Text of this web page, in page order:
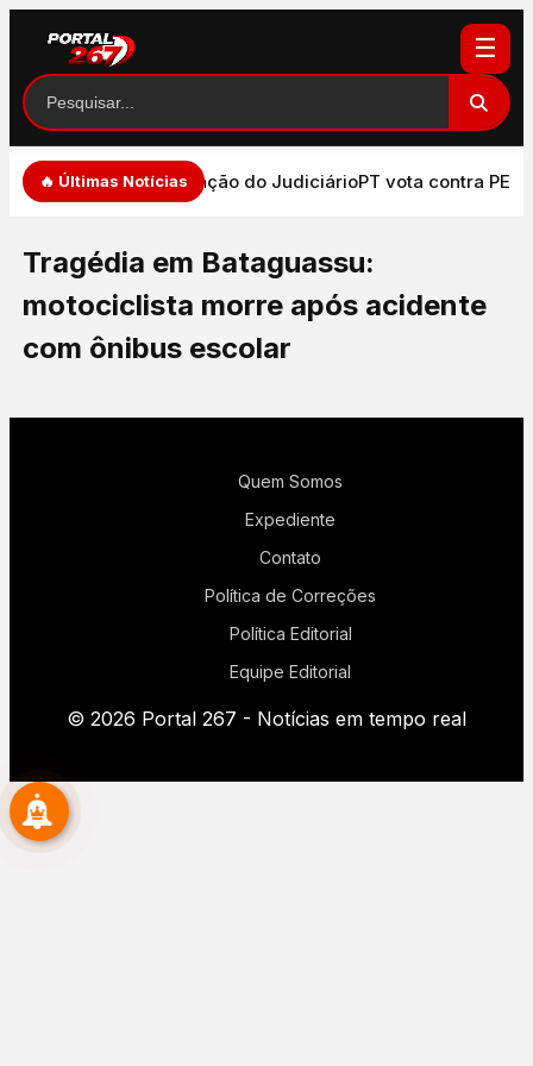
☰
🔥 Últimas Notícias
de expressão e atuação do JudiciárioPT vota contra PEC
Tragédia em Bataguassu:
motociclista morre após acidente
com ônibus escolar
Quem Somos
Expediente
Contato
Política de Correções
Política Editorial
Equipe Editorial
© 2026 Portal 267 - Notícias em tempo real